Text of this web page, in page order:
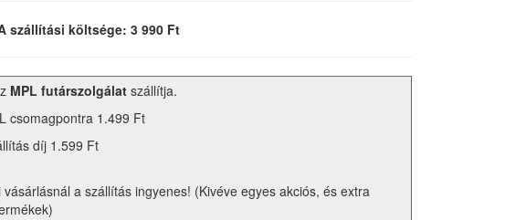
szállítási költsége: 3 990 Ft
MPL futárszolgálat szállítja.
csomagpontra 1.499 Ft
díj 1.599 Ft
a szállítás ingyenes! (Kivéve egyes akciós, és extra